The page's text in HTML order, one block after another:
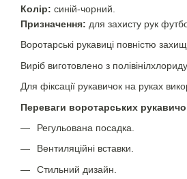
Колір: синій-чорний.
Призначення: для захисту рук
Воротарські рукавиці повністю
Виріб виготовлено з
Для фіксації рукавичок на руках
Переваги воротарських
Регульована посадка.
Вентиляційні вставки.
Стильний дизайн.